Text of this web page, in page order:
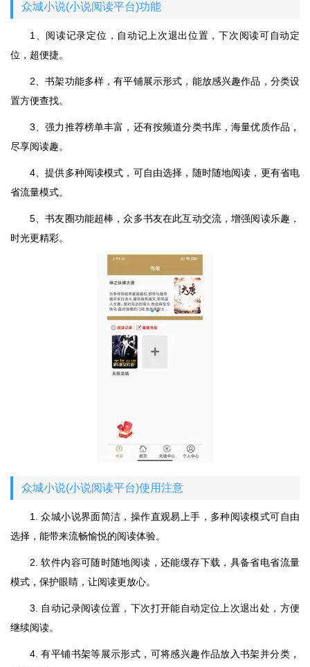
众城小说(小说阅读平台)功能
1、阅读记录定位，自动记上次退出位置，下次阅读可自动定
位，超便捷。
2、书架功能多样，有平铺展示形式，能放感兴趣作品，分类设
置方便查找。
3、强力推荐榜单丰富，还有按频道分类书库，海量优质作品，
尽享阅读趣。
4、提供多种阅读模式，可自由选择，随时随地阅读，更有省电
省流量模式。
5、书友圈功能超棒，众多书友在此互动交流，增强阅读乐趣，
时光更精彩。
众城小说(小说阅读平台)使用注意
1. 众城小说界面简洁，操作直观易上手，多种阅读模式可自由
选择，能带来流畅愉悦的阅读体验。
2. 软件内容可随时随地阅读，还能缓存下载，具备省电省流量
模式，保护眼睛，让阅读更放心。
3. 自动记录阅读位置，下次打开能自动定位上次退出处，方便
继续阅读。
4. 有平铺书架等展示形式，可将感兴趣作品放入书架并分类，